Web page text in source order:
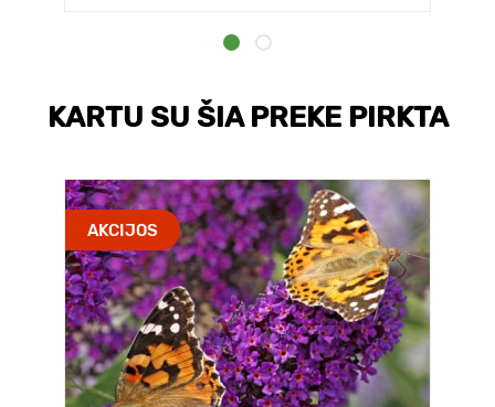
KARTU SU ŠIA PREKE PIRKTA
AKCIJOS